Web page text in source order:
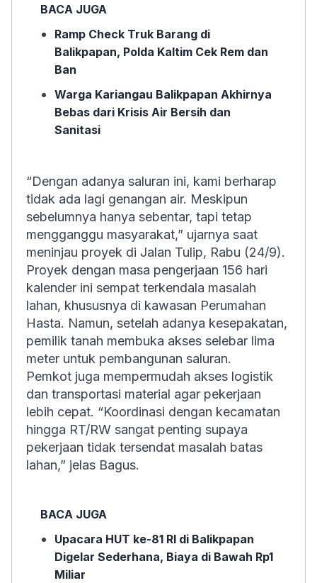
BACA JUGA
Ramp Check Truk Barang di
Balikpapan, Polda Kaltim Cek Rem dan
Ban
Warga Kariangau Balikpapan Akhirnya
Bebas dari Krisis Air Bersih dan
Sanitasi
“Dengan adanya saluran ini, kami berharap
tidak ada lagi genangan air. Meskipun
sebelumnya hanya sebentar, tapi tetap
mengganggu masyarakat,” ujarnya saat
meninjau proyek di Jalan Tulip, Rabu (24/9).
Proyek dengan masa pengerjaan 156 hari
kalender ini sempat terkendala masalah
lahan, khususnya di kawasan Perumahan
Hasta. Namun, setelah adanya kesepakatan,
pemilik tanah membuka akses selebar lima
meter untuk pembangunan saluran.
Pemkot juga mempermudah akses logistik
dan transportasi material agar pekerjaan
lebih cepat. “Koordinasi dengan kecamatan
hingga RT/RW sangat penting supaya
pekerjaan tidak tersendat masalah batas
lahan,” jelas Bagus.
BACA JUGA
Upacara HUT ke-81 RI di Balikpapan
Digelar Sederhana, Biaya di Bawah Rp1
Miliar